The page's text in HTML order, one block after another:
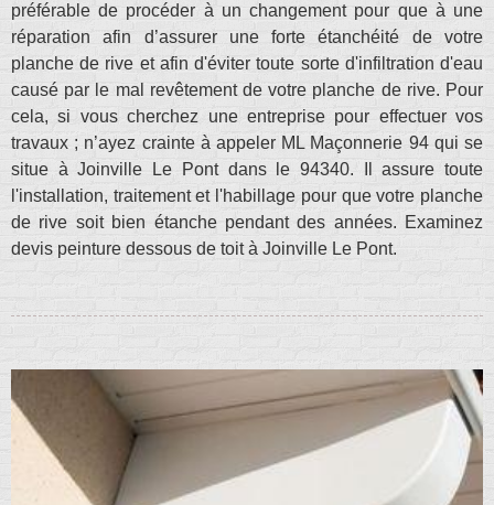
préférable de procéder à un changement pour que à une
réparation afin d’assurer une forte étanchéité de votre
planche de rive et afin d'éviter toute sorte d'infiltration d'eau
causé par le mal revêtement de votre planche de rive. Pour
cela, si vous cherchez une entreprise pour effectuer vos
travaux ; n’ayez crainte à appeler ML Maçonnerie 94 qui se
situe à Joinville Le Pont dans le 94340. Il assure toute
l'installation, traitement et l'habillage pour que votre planche
de rive soit bien étanche pendant des années. Examinez
devis peinture dessous de toit à Joinville Le Pont.